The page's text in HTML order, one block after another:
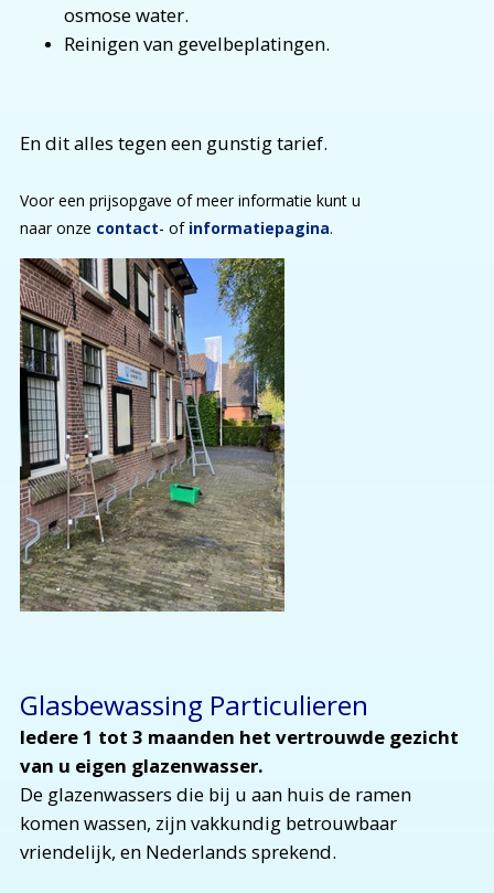
osmose water.
Reinigen van gevelbeplatingen.
En dit alles tegen een gunstig tarief.
Voor een prijsopgave of meer informatie kunt u
naar onze contact- of informatiepagina.
Glasbewassing Particulieren
Iedere 1 tot 3 maanden het vertrouwde gezicht
van u eigen glazenwasser.
De glazenwassers die bij u aan huis de ramen
komen wassen, zijn vakkundig betrouwbaar
vriendelijk, en Nederlands sprekend.